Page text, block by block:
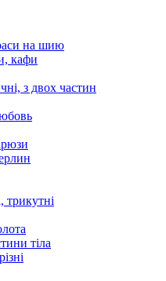
на шию
кафи
з двох частин
трикутні
тіла